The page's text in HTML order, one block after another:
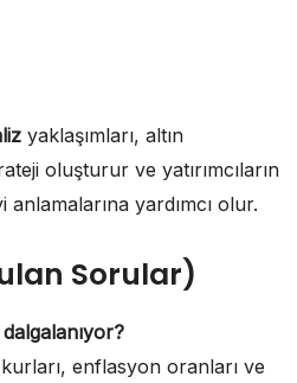
yaklaşımları, altın
oluşturur ve yatırımcıların
yardımcı olur.
Sorular)
enflasyon oranları ve